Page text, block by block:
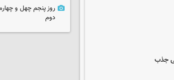
روز پنجم چهل و
دوم